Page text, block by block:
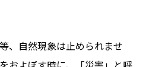
、自然現象は止められませ